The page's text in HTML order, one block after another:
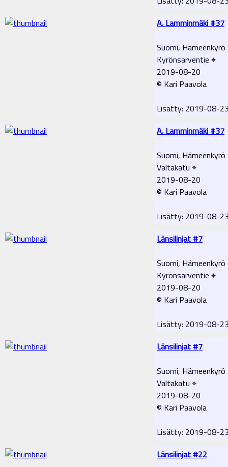
A. Lamminmäki #37
Suomi, Hämeenkyrö
Kyrönsarventie ⌖
2019-08-20
© Kari Paavola
Lisätty: 2019-08-
A. Lamminmäki #37
Suomi, Hämeenkyrö
Valtakatu ⌖
2019-08-20
© Kari Paavola
Lisätty: 2019-08-
Länsilinjat #7
Suomi, Hämeenkyrö
Kyrönsarventie ⌖
2019-08-20
© Kari Paavola
Lisätty: 2019-08-
Länsilinjat #7
Suomi, Hämeenkyrö
Valtakatu ⌖
2019-08-20
© Kari Paavola
Lisätty: 2019-08-
Länsilinjat #22